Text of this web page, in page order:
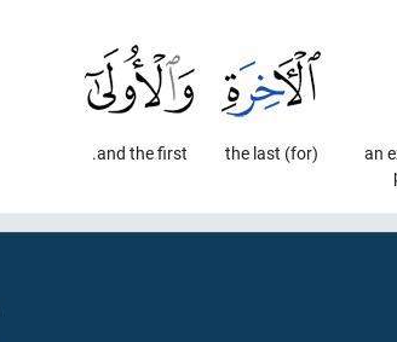
(with)
(for) the last
and the first.